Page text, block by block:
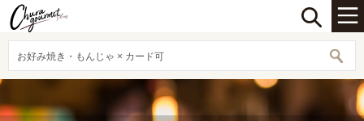
お好み焼き・もんじゃ × カード可